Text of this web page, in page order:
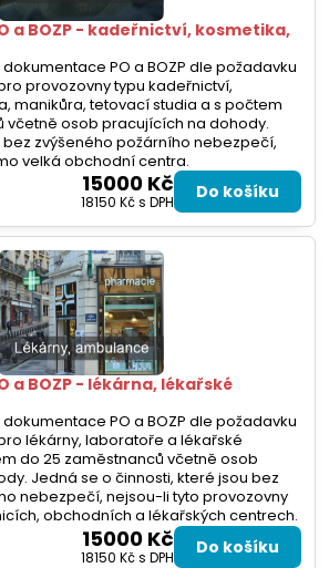
a BOZP - kadeřnictví, kosmetika,
PO a BOZP dle požadavku
provozovny typu kadeřnictví,
manikůra, tetovací studia a s počtem
včetně osob pracujících na dohody.
zvýšeného požárního nebezpečí,
velká obchodní centra.
15000 Kč
18150 Kčs DPH Do košíku
a BOZP - lékárna, lékařské
PO a BOZP dle požadavku
lékárny, laboratoře a lékařské
do 25 zaměstnanců včetně osob
Jedná se o činnosti, které jsou bez
nebezpečí, nejsou-li tyto provozovny
obchodních a lékařských centrech.
15000 Kč
18150 Kčs DPH Do košíku